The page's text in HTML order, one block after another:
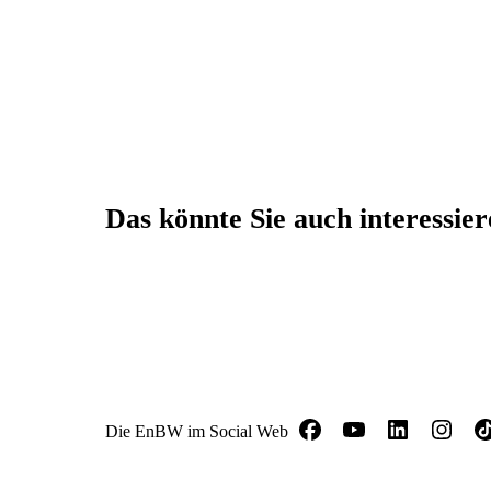
Das könnte Sie auch
Die EnBW im Social Web